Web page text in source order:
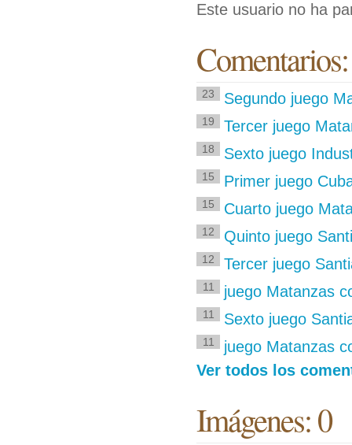
Este usuario no ha
23 Segundo juego
19 Tercer juego
18 Sexto juego
15 Primer juego
15 Cuarto juego
12 Quinto juego
12 Tercer juego
11 juego Matanzas
11 Sexto juego
11
juego Matanzas
Ver todos los
Imágenes: 0